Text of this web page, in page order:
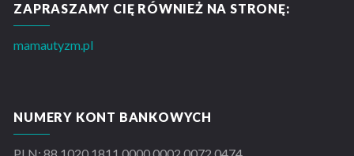
ZAPRASZAMY CIĘ RÓWNIEŻ NA STRONĘ:
mamautyzm.pl
NUMERY KONT BANKOWYCH